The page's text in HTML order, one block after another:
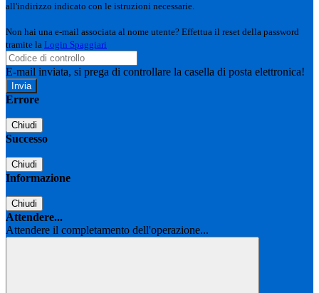
all'indirizzo indicato con le istruzioni necessarie.
Non hai una e-mail associata al nome utente? Effettua il reset della password
tramite la Login Spaggiari
E-mail inviata, si prega di controllare la casella di posta elettronica!
Errore
Chiudi
Successo
Chiudi
Informazione
Chiudi
Attendere...
Attendere il completamento dell'operazione...